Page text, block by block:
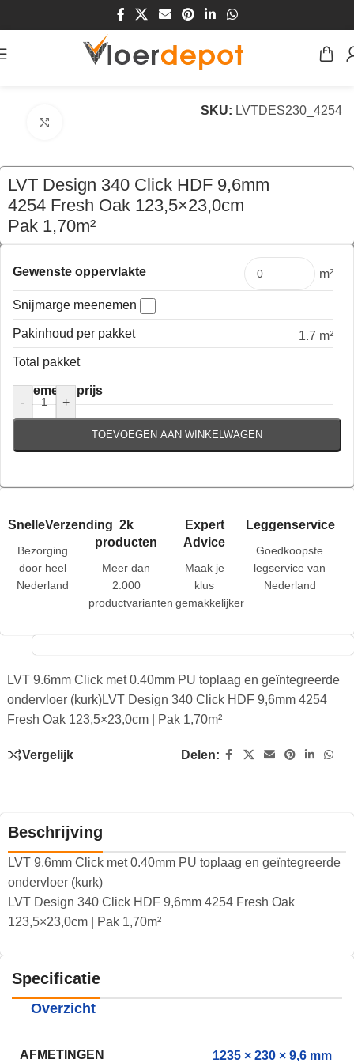
/Vloeren/Kurk/Klik Kurk
SKU: LVTDES230_4254
LVT Design 340 Click HDF 9,6mm
4254 Fresh Oak 123,5×23,0cm
Pak 1,70m²
€69,70 per pak
Gewenste oppervlakte m²
Snijmarge meenemen
Pakinhoud per pakket
1.7 m²
Total pakket
Algemene prijs
-
+
TOEVOEGEN AAN WINKELWAGEN
SnelleVerzending
Bezorging
door heel
Nederland
2k
producten
Meer dan
2.000
productvarianten
Expert
Advice
Maak je
klus
gemakkelijker
Leggenservice
Goedkoopste
legservice van
Nederland
LVT 9.6mm Click met 0.40mm PU toplaag en geïntegreerde
ondervloer (kurk)LVT Design 340 Click HDF 9,6mm 4254
Fresh Oak 123,5×23,0cm | Pak 1,70m²
Vergelijk Delen:
Beschrijving
LVT 9.6mm Click met 0.40mm PU toplaag en geïntegreerde
ondervloer (kurk)
LVT Design 340 Click HDF 9,6mm 4254 Fresh Oak
123,5×23,0cm | Pak 1,70m²
Specificatie
Overzicht
AFMETINGEN 1235 × 230 × 9,6 mm